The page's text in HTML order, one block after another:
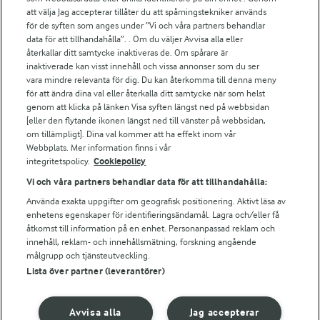
Arlas kundportal
Arla.com
Falbygdens Ost
Arla webbshop
Bildbank
Följ oss
© 2026 Arla Foods
att välja Jag accepterar tillåter du att spårningstekniker används
för de syften som anges under ”Vi och våra partners behandlar
data för att tillhandahålla”. . Om du väljer Avvisa alla eller
återkallar ditt samtycke inaktiveras de. Om spårare är
inaktiverade kan visst innehåll och vissa annonser som du ser
vara mindre relevanta för dig. Du kan återkomma till denna meny
för att ändra dina val eller återkalla ditt samtycke när som helst
genom att klicka på länken Visa syften längst ned på webbsidan
[eller den flytande ikonen längst ned till vänster på webbsidan,
om tillämpligt]. Dina val kommer att ha effekt inom vår
Webbplats. Mer information finns i vår
integritetspolicy. Cookiepolicy
Vi och våra partners behandlar data för att tillhandahålla:
Använda exakta uppgifter om geografisk positionering. Aktivt läsa av
enhetens egenskaper för identifieringsändamål. Lagra och/eller få
åtkomst till information på en enhet. Personanpassad reklam och
innehåll, reklam- och innehållsmätning, forskning angående
målgrupp och tjänsteutveckling.
Lista över partner (leverantörer)
Jag accepterar
Avvisa alla